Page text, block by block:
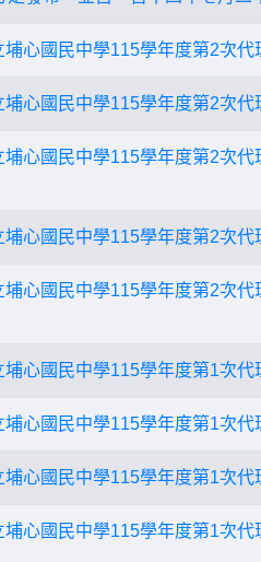
埔心國民中學115學年度第2次
埔心國民中學115學年度第2次
埔心國民中學115學年度第2次
埔心國民中學115學年度第2次
埔心國民中學115學年度第2次
埔心國民中學115學年度第1次
埔心國民中學115學年度第1次
埔心國民中學115學年度第1次
埔心國民中學115學年度第1次